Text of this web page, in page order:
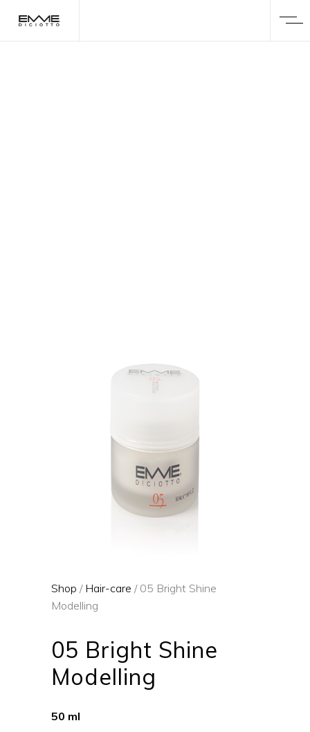
Shop / Hair-care / 05 Bright Shine
Modelling
05 Bright Shine
Modelling
50 ml